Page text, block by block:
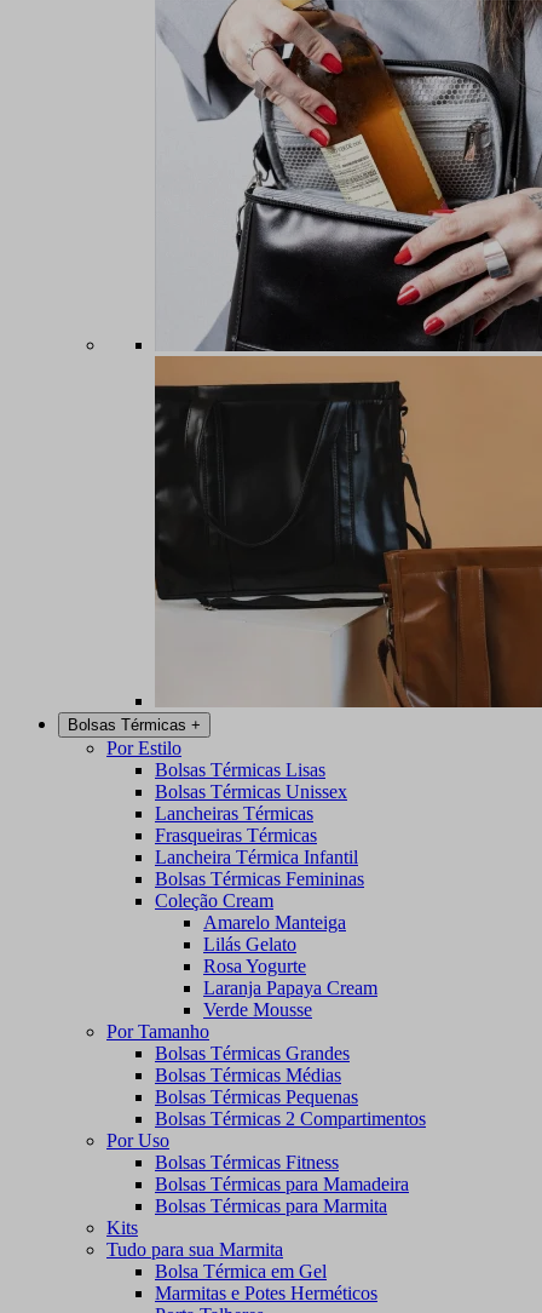
Bolsas Térmicas +
Por Estilo
Bolsas Térmicas Lisas
Bolsas Térmicas Unissex
Lancheiras Térmicas
Frasqueiras Térmicas
Lancheira Térmica Infantil
Bolsas Térmicas Femininas
Coleção Cream
Amarelo Manteiga
Lilás Gelato
Rosa Yogurte
Laranja Papaya Cream
Verde Mousse
Por Tamanho
Bolsas Térmicas Grandes
Bolsas Térmicas Médias
Bolsas Térmicas Pequenas
Bolsas Térmicas 2 Compartimentos
Por Uso
Bolsas Térmicas Fitness
Bolsas Térmicas para Mamadeira
Bolsas Térmicas para Marmita
Kits
Tudo para sua Marmita
Bolsa Térmica em Gel
Marmitas e Potes Herméticos